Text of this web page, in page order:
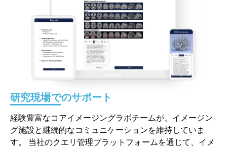
研究現場でのサポート
経験豊富なコアイメージングラボチームが、イメージン
グ施設と継続的なコミュニケーションを維持していま
す。 当社のクエリ管理プラットフォームを通じて、イメ